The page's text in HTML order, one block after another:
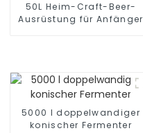
50L Heim-Craft-Beer-
Ausrüstung für Anfänger
5000 l doppelwandiger
konischer Fermenter